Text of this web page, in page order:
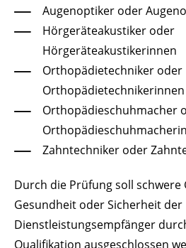
Augenoptiker oder
Hörgeräteakustiker oder
Hörgeräteakustikerinnen
Orthopädietechniker oder
Orthopädietechnikerinnen
Orthopädieschuhmacher
Zahntechniker oder
Durch die Prüfung soll schwere
Gesundheit oder Sicherheit der
Dienstleistungsempfänger
Qualifikation ausgeschlossen